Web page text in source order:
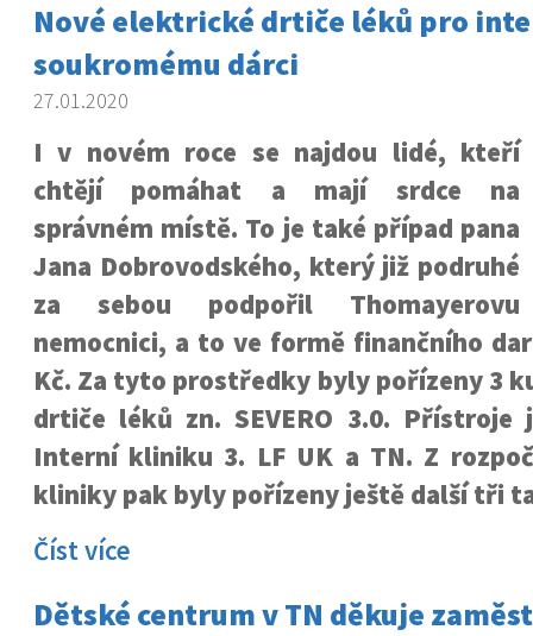
Nové elektrické drtiče léků pro
soukromému dárci
27.01.2020
I v novém roce se najdou lidé, kteří
chtějí pomáhat a mají srdce na
správném místě. To je také případ pana
Jana Dobrovodského, který již podruhé
za sebou podpořil Thomayerovu
nemocnici, a to ve formě finančního
Kč. Za tyto prostředky byly pořízeny 3
drtiče léků zn. SEVERO 3.0. Přístroje
Interní kliniku 3. LF UK a TN. Z
kliniky pak byly pořízeny ještě další tři
Číst více
Dětské centrum v TN děkuje